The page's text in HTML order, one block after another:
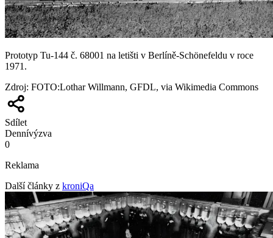
Prototyp Tu-144 č. 68001 na letišti v Berlíně-Schönefeldu v roce
1971.
Zdroj: FOTO:Lothar Willmann, GFDL, via Wikimedia Commons
Sdílet
Dennívýzva
0
Reklama
Další články z kroniQa